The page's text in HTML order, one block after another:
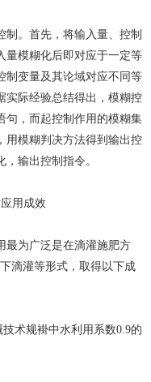
制。首先，将输入量、控制
量模糊化后即对应于一定等
制变量及其论域对应不同等
实际经验总结得出，模糊控
句，而起控制作用的模糊集
用模糊判决方法得到输出控
输出控制指令。
用成效
最为广泛是在滴灌施肥方
滴灌等形式，取得以下成
术规褂中水利用系数0.9的